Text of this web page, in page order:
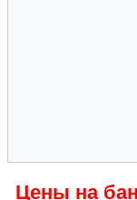
Цены на